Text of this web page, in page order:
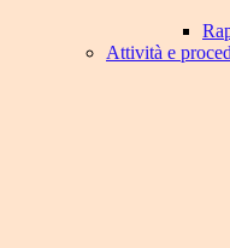
Attività e